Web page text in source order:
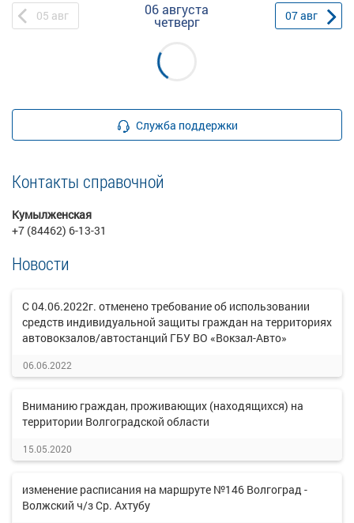
05 авг 06 августа
четверг 07авг
Служба поддержки
Контакты справочной
Кумылженская
+7 (84462) 6-13-31
Новости
С 04.06.2022г. отменено требование об использовании
средств индивидуальной защиты граждан на территориях
автовокзалов/автостанций ГБУ ВО «Вокзал-Авто»
06.06.2022
Вниманию граждан, проживающих (находящихся) на
территории Волгоградской области
15.05.2020
изменение расписания на маршруте №146 Волгоград -
Волжский ч/з Ср. Ахтубу